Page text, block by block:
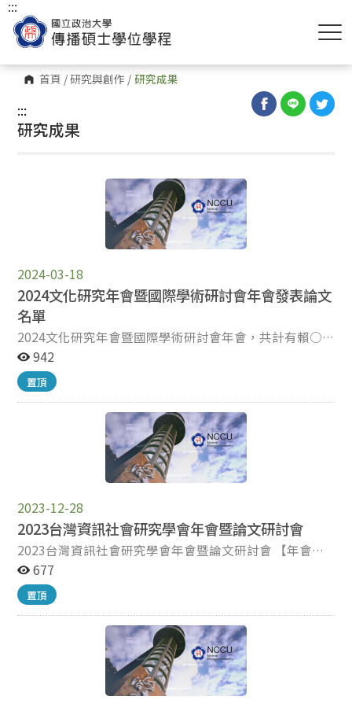
首頁 /研究與創作 / 研究成果
:::
:::
研究成果
2024-03-18
2024文化研究年會暨國際學術研討會年會發表論文
名單
2024文化研究年會暨國際學術研討會年會，共計有賴○
憓、陳○弘、黃淑珺等3人共3篇獲選。 2024文化研究年
會暨國際學術研討會年會 一般研究論文 發表人姓名 論文
題目 賴○憓 張國榮的明星形象建構與再建構 年會主題論
文 陳○弘 快告訴我梗在哪:從 Pfaller 的愛恨交織理論看網
路文化中的快樂原則 黃○珺 臺北小印尼之韻律分析初探
【年會時間】2024年3月16-17日（週六、日） 【年會地
點】國立台北教育大學（台北市大安區和平東路二段134
942
置頂
2023-12-28
2023台灣資訊社會研究學會年會暨論文研討會
2023台灣資訊社會研究學會年會暨論文研討會 【年會時
間】2023年11月18日（週六） 【年會地點】國立政治大
學公企中心(10642 台北市大安區金華街187號) 研討會相
關資訊摘自台灣資訊社會研究學會網
站 http://www.tais.org.tw/conference/12/index 2023
台灣資訊社會研究學會年會暨論文研討會 學生組論文競賽
就感：自豪感在遊戲中經歷之負面情緒體驗 與自我效能的
677
置頂